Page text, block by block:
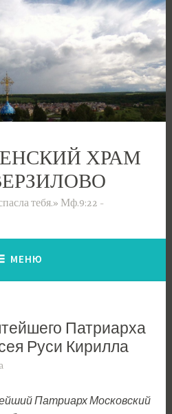
ХРАМ
тебя.» Мф.9:22
МЕНЮ
Патриарха
Руси Кирилла
Патриарх Московский